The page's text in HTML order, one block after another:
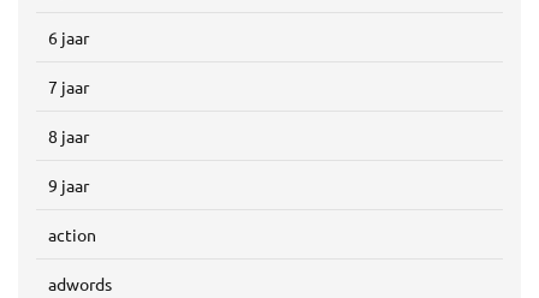
6 jaar
7 jaar
8 jaar
9 jaar
action
adwords